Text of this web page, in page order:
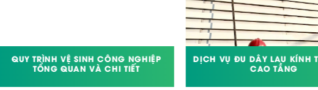
QUY TRÌNH VỆ SINH CÔNG NGHIỆP
TỔNG QUAN VÀ CHI TIẾT
DỊCH VỤ ĐU DÂY LAU KÍNH
CAO TẦNG